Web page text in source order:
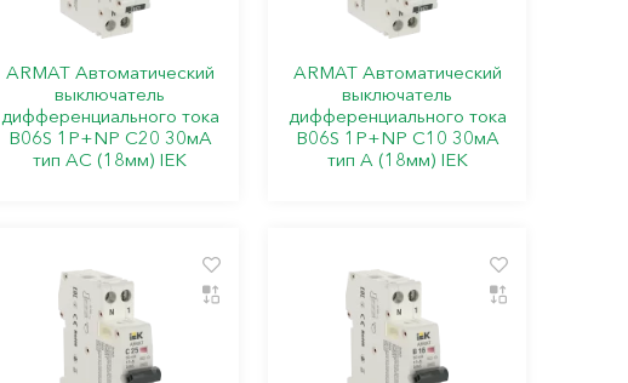
ARMAT Автоматический
выключатель
дифференциального тока
B06S 1P+NP C20 30мА
тип AC (18мм) IEK
ARMAT Автоматический
выключатель
дифференциального тока
B06S 1P+NP C10 30мА
тип A (18мм) IEK